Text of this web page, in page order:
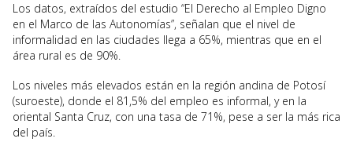
Los datos, extraídos del estudio “El Derecho al Empleo Digno
en el Marco de las Autonomías”, señalan que el nivel de
informalidad en las ciudades llega a 65%, mientras que en el
área rural es de 90%.
Los niveles más elevados están en la región andina de Potosí
(suroeste), donde el 81,5% del empleo es informal, y en la
oriental Santa Cruz, con una tasa de 71%, pese a ser la más rica
del país.